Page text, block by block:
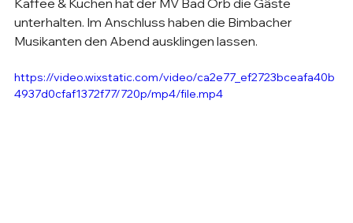
unterhalten. Im Anschluss haben die Bimbacher
Musikanten den Abend ausklingen lassen.
https://video.wixstatic.com/video/ca2e77_ef2723bceafa40b
4937d0cfaf1372f77/720p/mp4/file.mp4